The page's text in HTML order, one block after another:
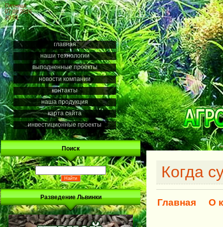
Пятница
07.08.2026
20:51
главная
наши технологии
выполненные проекты
новости компании
контакты
наша продукция
карта сайта
инвестиционные проекты
Поиск
Разведение Львинки
Когда
Главная О